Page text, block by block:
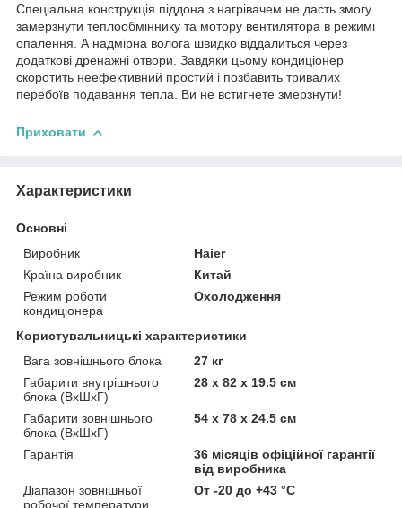
Спеціальна конструкція піддона з нагрівачем не дасть змогу
замерзнути теплообміннику та мотору вентилятора в режимі
опалення. А надмірна волога швидко віддалиться через
додаткові дренажні отвори. Завдяки цьому кондиціонер
скоротить неефективний простий і позбавить тривалих
перебоїв подавання тепла. Ви не встигнете змерзнути!
Приховати
Характеристики
Основні
Виробник
Haier
Країна виробник
Китай
Режим роботи
кондиціонера
Охолодження
Користувальницькі характеристики
Вага зовнішнього блока
27 кг
Габарити внутрішнього
блока (ВхШхГ)
28 х 82 x 19.5 см
Габарити зовнішнього
блока (ВхШхГ)
54 х 78 x 24.5 см
Гарантія
36 місяців офіційної гарантії
від виробника
Діапазон зовнішньої
робочої температури
От -20 до +43 °С